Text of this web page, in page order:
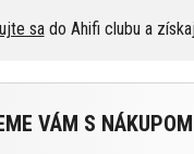
sado Ahifi clubu a
VÁM S NÁKUPOM